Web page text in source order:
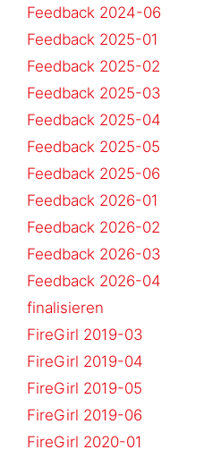
Feedback 2024-06
Feedback 2025-01
Feedback 2025-02
Feedback 2025-03
Feedback 2025-04
Feedback 2025-05
Feedback 2025-06
Feedback 2026-01
Feedback 2026-02
Feedback 2026-03
Feedback 2026-04
finalisieren
FireGirl 2019-03
FireGirl 2019-04
FireGirl 2019-05
FireGirl 2019-06
FireGirl 2020-01